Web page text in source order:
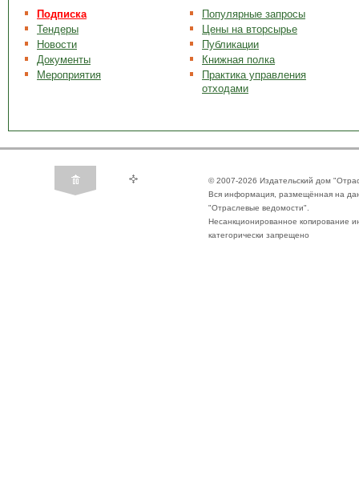
Подписка
Тендеры
Новости
Документы
Мероприятия
Популярные запросы
Цены на вторсырье
Публикации
Книжная полка
Практика управления
отходами
© 2007-2026 Издательский дом
Вся информация, размещённая на
"Отраслевые ведомости".
Несанкционированное копирование
категорически запрещено